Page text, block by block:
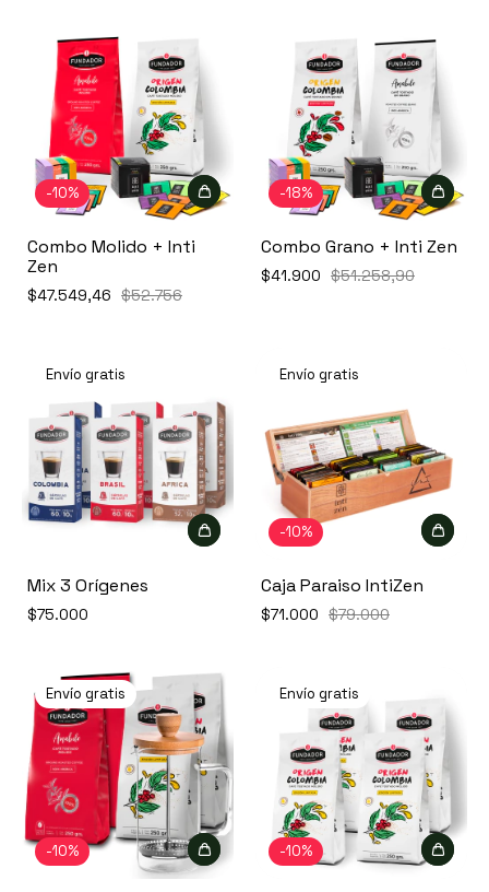
-10%
Combo Molido + Inti
Zen
$47.549,46 $52.756
-18%
Combo Grano + Inti Zen
$41.900 $51.258,90
Envío gratis
Mix 3 Orígenes
$75.000
-10%
Envío gratis
Caja Paraiso IntiZen
$71.000 $79.000
-10%
Envío gratis
-10%
Envío gratis